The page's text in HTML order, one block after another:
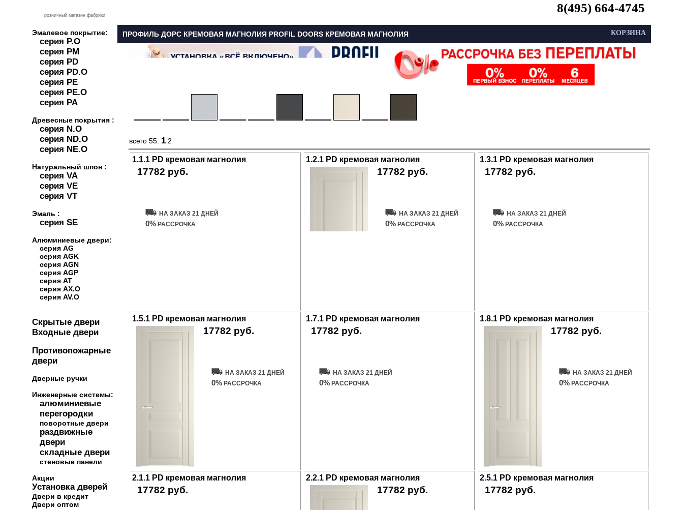
розничный магазин фабрики
Эмалевое покрытие:
серия P.O
серия PM
серия PD
серия PD.O
серия PE
серия PE.O
серия PA
Древесные покрытия :
серия N.O
серия ND.O
серия NE.O
Натуральный шпон :
серия VA
серия VE
серия VT
Эмаль :
серия SE
Алюминиевые двери:
серия AG
серия AGK
серия AGN
серия AGP
серия AT
серия AX.O
серия AV.O
Скрытые двери
Входные двери
Противопожарные
двери
Дверные ручки
Инженерные системы:
алюминиевые
перегородки
поворотные двери
раздвижные
двери
складные двери
стеновые панели
Акции
Установка дверей
Двери в кредит
Двери оптом
8(495) 664-4745
КОРЗИНА
ПРОФИЛЬ ДОРС КРЕМОВАЯ МАГНОЛИЯ PROFIL DOORS КРЕМОВАЯ МАГНОЛИЯ
всего 55: 1 2
1.1.1 PD кремовая магнолия
17782 руб.
НА ЗАКАЗ 21 ДНЕЙ
0% РАССРОЧКА
1.2.1 PD кремовая магнолия
17782 руб.
НА ЗАКАЗ 21 ДНЕЙ
0% РАССРОЧКА
1.3.1 PD кремовая магнолия
17782 руб.
НА ЗАКАЗ 21 ДНЕЙ
0% РАССРОЧКА
1.5.1 PD кремовая магнолия
17782 руб.
НА ЗАКАЗ 21 ДНЕЙ
0% РАССРОЧКА
1.7.1 PD кремовая магнолия
17782 руб.
НА ЗАКАЗ 21 ДНЕЙ
0% РАССРОЧКА
1.8.1 PD кремовая магнолия
17782 руб.
НА ЗАКАЗ 21 ДНЕЙ
0% РАССРОЧКА
2.1.1 PD кремовая магнолия
17782 руб.
2.2.1 PD кремовая магнолия
17782 руб.
2.5.1 PD кремовая магнолия
17782 руб.